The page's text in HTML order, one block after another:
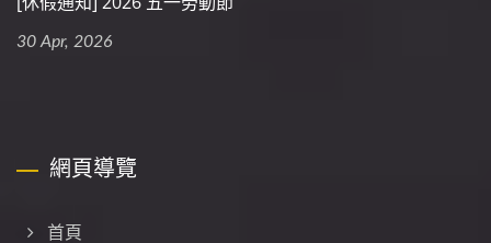
30 Apr, 2026
網頁導覽
首頁